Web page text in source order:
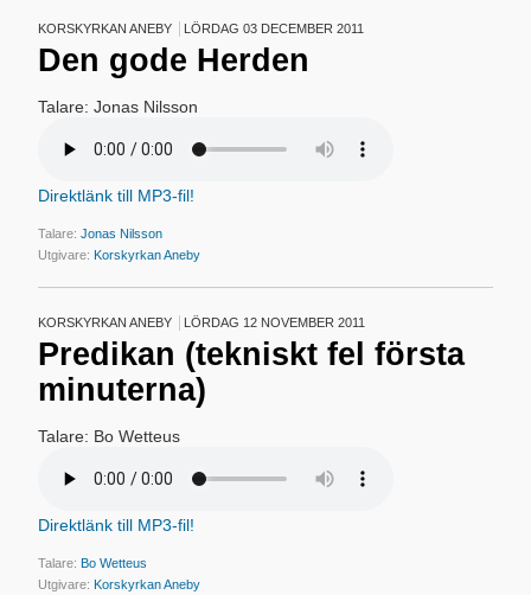
KORSKYRKAN ANEBY LÖRDAG 03 DECEMBER 2011
Den gode Herden
Talare: Jonas Nilsson
Direktlänk till MP3-fil!
Talare:Jonas Nilsson
Utgivare:Korskyrkan Aneby
KORSKYRKAN ANEBY LÖRDAG 12 NOVEMBER 2011
Predikan (tekniskt fel första
minuterna)
Talare: Bo Wetteus
Direktlänk till MP3-fil!
Talare:Bo Wetteus
Utgivare:Korskyrkan Aneby